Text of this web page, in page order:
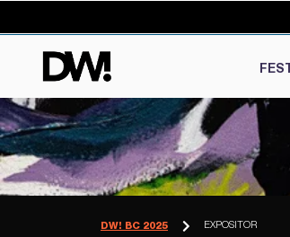
DW! BC 2025 EXPOSITOR